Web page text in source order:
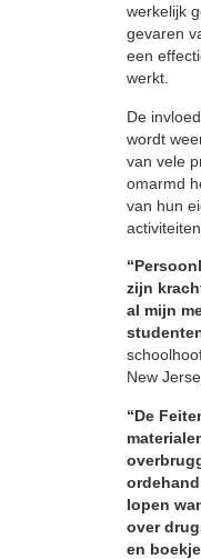
werkelijk
gevaren
een
werkt.
De
wordt
van vele
omarmd
van hun
zijn
al mijn
New
“De
lopen
over
en